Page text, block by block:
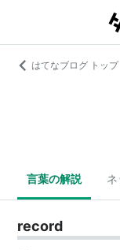
はてなブログ トップ
言葉の解説
record